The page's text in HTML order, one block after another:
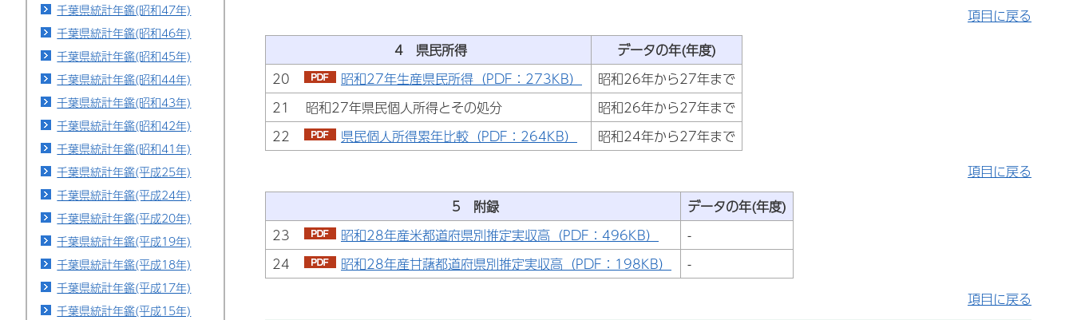
千葉県統計年鑑(昭和47年)
千葉県統計年鑑(昭和46年)
千葉県統計年鑑(昭和45年)
千葉県統計年鑑(昭和44年)
千葉県統計年鑑(昭和43年)
千葉県統計年鑑(昭和42年)
千葉県統計年鑑(昭和41年)
千葉県統計年鑑(平成25年)
千葉県統計年鑑(平成24年)
千葉県統計年鑑(平成20年)
千葉県統計年鑑(平成19年)
千葉県統計年鑑(平成18年)
千葉県統計年鑑(平成17年)
千葉県統計年鑑(平成15年)
項目に戻る
4 県民所得
データの年(年度)
20
昭和27年生産県民所得（PDF：273KB）
昭和26年から27年まで
21 昭和27年県民個人所得とその処分
昭和26年から27年まで
22
県民個人所得累年比較（PDF：264KB）
昭和24年から27年まで
項目に戻る
5 附録
データの年(年度)
23
昭和28年産米都道府県別推定実収高（PDF：496KB）
-
24
昭和28年産甘藷都道府県別推定実収高（PDF：198KB）
-
項目に戻る